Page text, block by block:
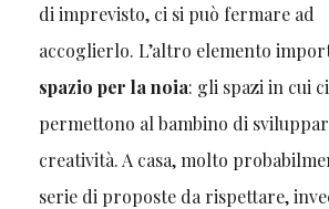
di imprevisto, ci si può fermare ad
accoglierlo. L’altro elemento
spazio per la noia: gli spazi in cui
permettono al bambino di
creatività. A casa, molto
serie di proposte da rispettare,